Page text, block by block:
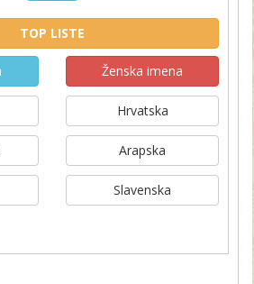
TOP LISTE
Ženska imena
Hrvatska
Arapska
Slavenska